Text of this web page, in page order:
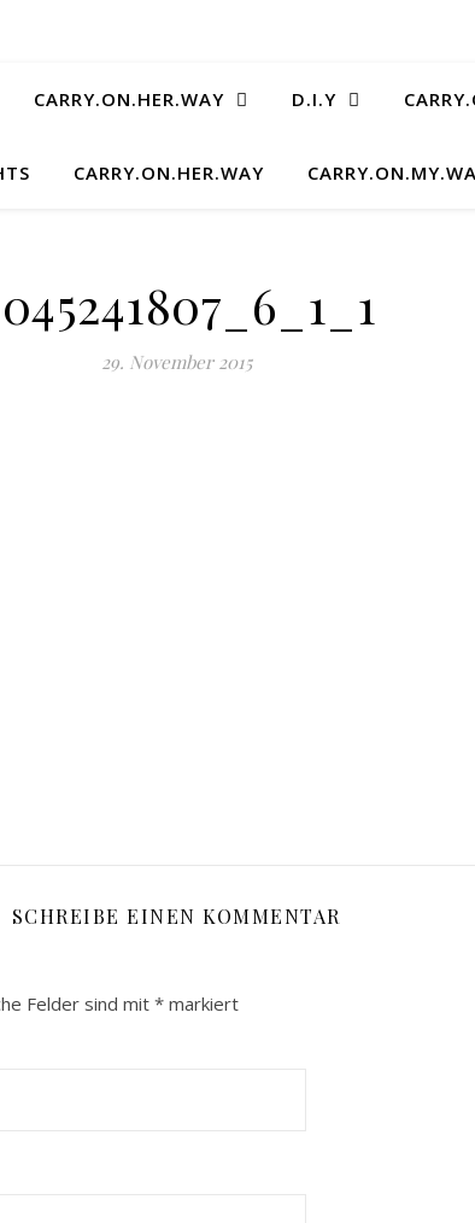
CARRY.ON.HER.WAY D.I.Y
CARRY.ON.HER.WAY
29. November 2015
SCHREIBE EINEN KOMMENTAR
Felder sind mit* markiert